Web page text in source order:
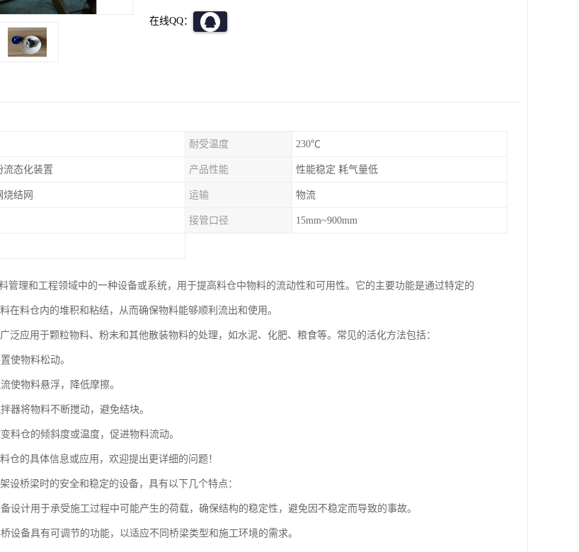
在线QQ：
耐受温度 230℃
流态化装置 产品性能 性能稳定 耗气量低
烧结网 运输 物流
接管口径 15mm~900mm
管理和工程领域中的一种设备或系统，用于提高料仓中物料的流动性和可用性。它的主要功能是通过特定的
在料仓内的堆积和粘结，从而确保物料能够顺利流出和使用。
泛应用于颗粒物料、粉末和其他散装物料的处理，如水泥、化肥、粮食等。常见的活化方法包括：
使物料松动。
使物料悬浮，降低摩擦。
器将物料不断搅动，避免结块。
料仓的倾斜度或温度，促进物料流动。
仓的具体信息或应用，欢迎提出更详细的问题！
设桥梁时的安全和稳定的设备，具有以下几个特点：
设计用于承受施工过程中可能产生的荷载，确保结构的稳定性，避免因不稳定而导致的事故。
设备具有可调节的功能，以适应不同桥梁类型和施工环境的需求。